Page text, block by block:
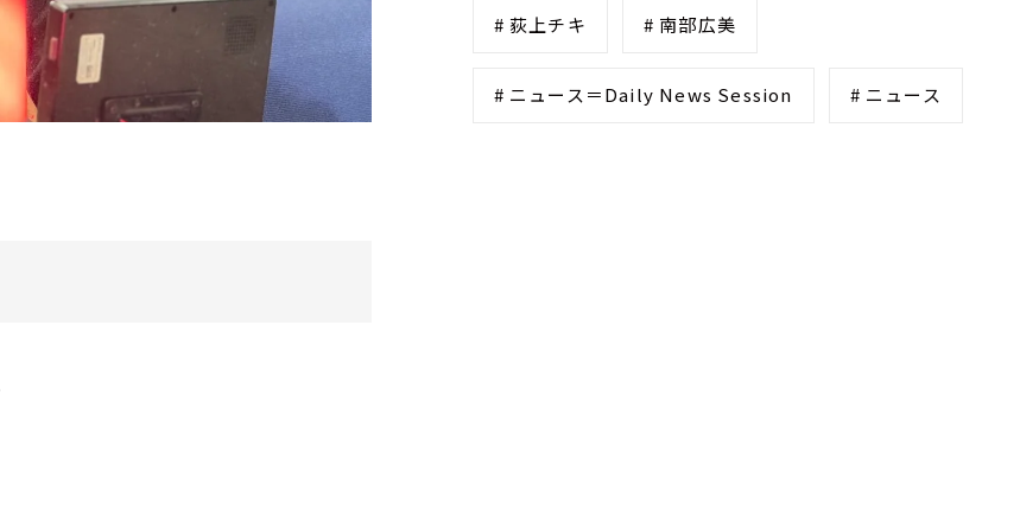
# 荻上チキ # 南部広美
# ニュース＝Daily News Session # ニュース